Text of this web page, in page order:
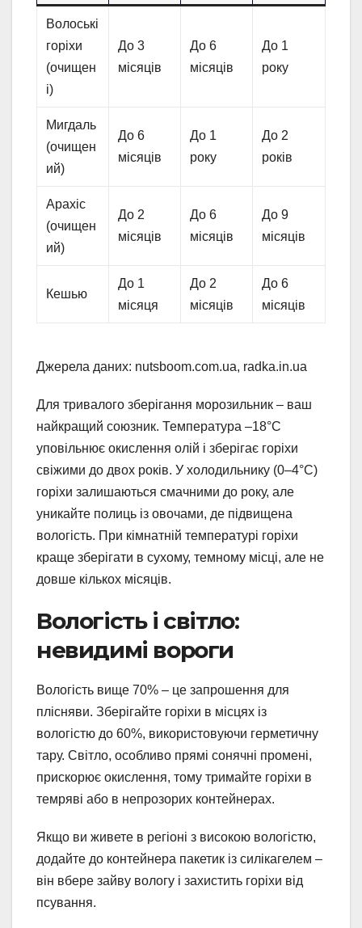
Волоські
горіхи
(очищен
і)
До 3
місяців
До 6
місяців
До 1
року
Мигдаль
(очищен
ий)
До 6
місяців
До 1
року
До 2
років
Арахіс
(очищен
ий)
До 2
місяців
До 6
місяців
До 9
місяців
Кешью
До 1
місяця
До 2
місяців
До 6
місяців
Джерела даних: nutsboom.com.ua, radka.in.ua
Для тривалого зберігання морозильник – ваш
найкращий союзник. Температура –18°C
уповільнює окислення олій і зберігає горіхи
свіжими до двох років. У холодильнику (0–4°C)
горіхи залишаються смачними до року, але
уникайте полиць із овочами, де підвищена
вологість. При кімнатній температурі горіхи
краще зберігати в сухому, темному місці, але не
довше кількох місяців.
Вологість і світло:
невидимі вороги
Вологість вище 70% – це запрошення для
плісняви. Зберігайте горіхи в місцях із
вологістю до 60%, використовуючи герметичну
тару. Світло, особливо прямі сонячні промені,
прискорює окислення, тому тримайте горіхи в
темряві або в непрозорих контейнерах.
Якщо ви живете в регіоні з високою вологістю,
додайте до контейнера пакетик із силікагелем –
він вбере зайву вологу і захистить горіхи від
псування.